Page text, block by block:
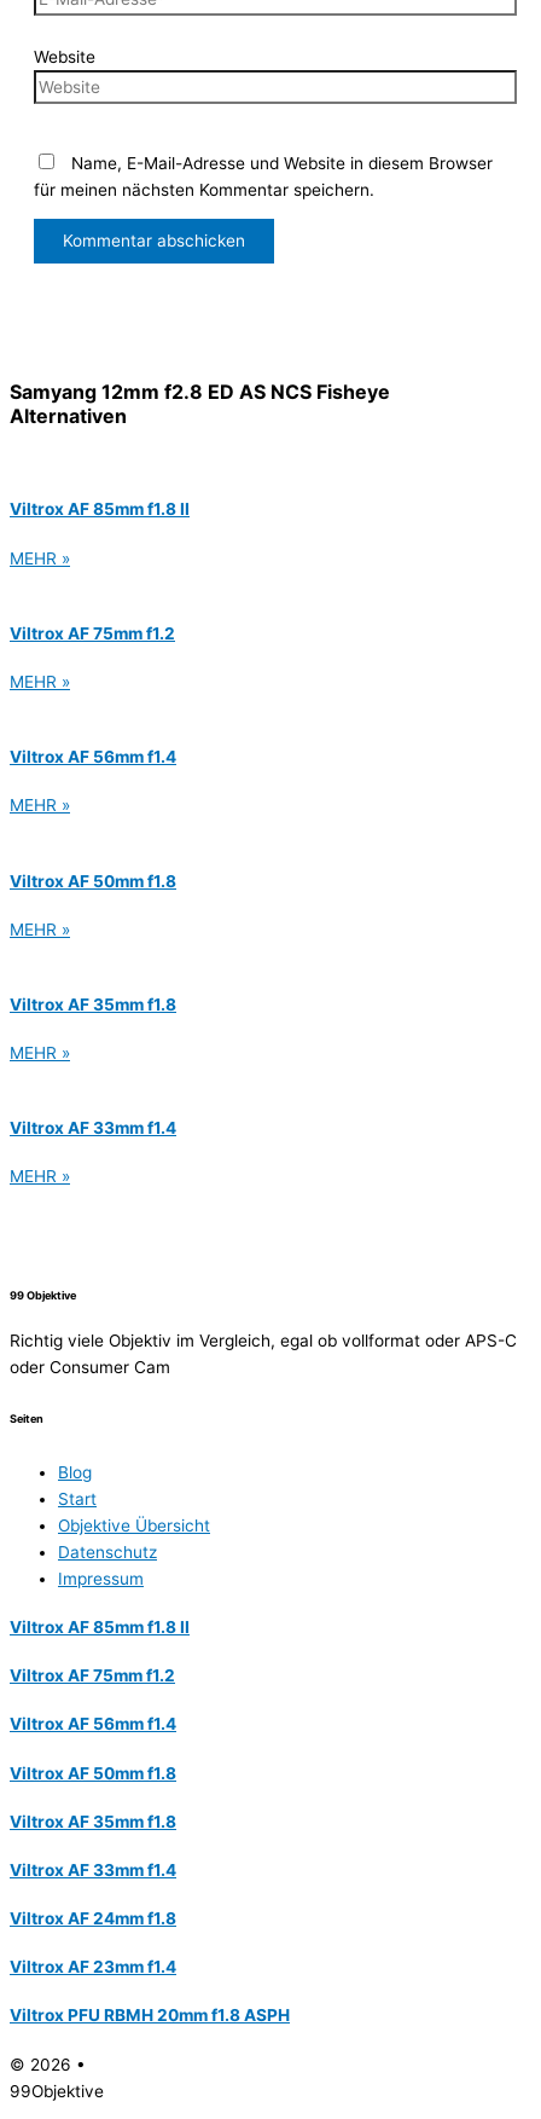
Website
Name, E-Mail-Adresse und Website in diesem Browser
für meinen nächsten Kommentar speichern.
Samyang 12mm f2.8 ED AS NCS Fisheye
Alternativen
Viltrox AF 85mm f1.8 II
MEHR »
Viltrox AF 75mm f1.2
MEHR »
Viltrox AF 56mm f1.4
MEHR »
Viltrox AF 50mm f1.8
MEHR »
Viltrox AF 35mm f1.8
MEHR »
Viltrox AF 33mm f1.4
MEHR »
99 Objektive
Richtig viele Objektiv im Vergleich, egal ob vollformat oder APS-C
oder Consumer Cam
Seiten
Blog
Start
Objektive Übersicht
Datenschutz
Impressum
Viltrox AF 85mm f1.8 II
Viltrox AF 75mm f1.2
Viltrox AF 56mm f1.4
Viltrox AF 50mm f1.8
Viltrox AF 35mm f1.8
Viltrox AF 33mm f1.4
Viltrox AF 24mm f1.8
Viltrox AF 23mm f1.4
Viltrox PFU RBMH 20mm f1.8 ASPH
© 2026 •
99Objektive